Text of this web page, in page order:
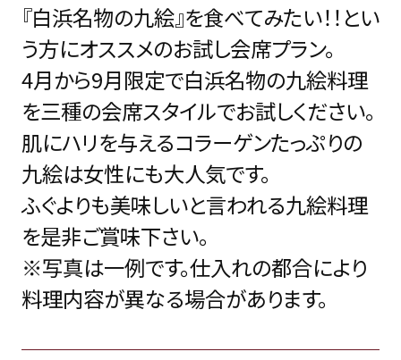
『白浜名物の九絵』を食べてみたい！！とい
う方にオススメのお試し会席プラン。
4月から9月限定で白浜名物の九絵料理
を三種の会席スタイルでお試しください。
肌にハリを与えるコラーゲンたっぷりの
九絵は女性にも大人気です。
ふぐよりも美味しいと言われる九絵料理
を是非ご賞味下さい。
※写真は一例です。仕入れの都合により
料理内容が異なる場合があります。